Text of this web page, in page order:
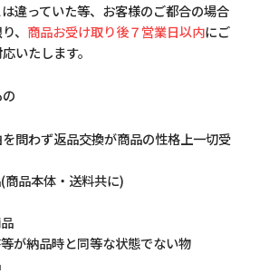
違っていた等、お客様のご都合の場合
、 商品お受け取り後７営業日以内にご
いたします。
問わず返品交換が商品の性格上一切受
品本体・送料共に)
が納品時と同等な状態でない物